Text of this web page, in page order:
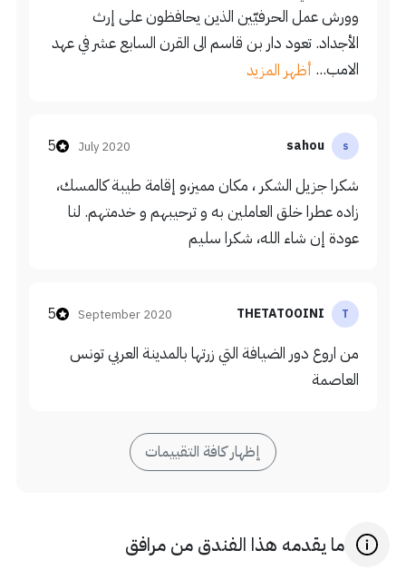
وورش عمل الحرفيّين الذين يحافظون على إرث
الأجداد. تعود دار بن قاسم الى القرن السابع عشر في عهد
الامب... أظهر المزيد
s
sahou
July 2020
5
شكرا جزيل الشكر ، مكان مميز،و إقامة طيبة كالمسك،
زاده عطرا خلق العاملين به و ترحيبهم و خدمتهم. لنا
عودة إن شاء الله، شكرا سليم
T
THETATOOINI
September 2020
5
من اروع دور الضيافة التي زرتها بالمدينة العربي تونس
العاصمة
إظهار كافة التقييمات
ما يقدمه هذا الفندق من مرافق